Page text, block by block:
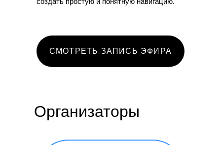
СМОТРЕТЬ ЗАПИСЬ ЭФИРА
Организаторы